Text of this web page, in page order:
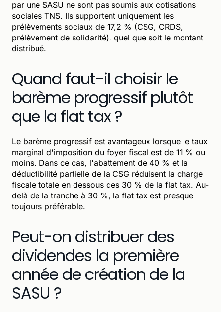
par une SASU ne sont pas soumis aux cotisations
sociales TNS. Ils supportent uniquement les
prélèvements sociaux de 17,2 % (CSG, CRDS,
prélèvement de solidarité), quel que soit le montant
distribué.
Quand faut-il choisir le
barème progressif plutôt
que la flat tax ?
Le barème progressif est avantageux lorsque le taux
marginal d'imposition du foyer fiscal est de 11 % ou
moins. Dans ce cas, l'abattement de 40 % et la
déductibilité partielle de la CSG réduisent la charge
fiscale totale en dessous des 30 % de la flat tax. Au-
delà de la tranche à 30 %, la flat tax est presque
toujours préférable.
Peut-on distribuer des
dividendes la première
année de création de la
SASU ?